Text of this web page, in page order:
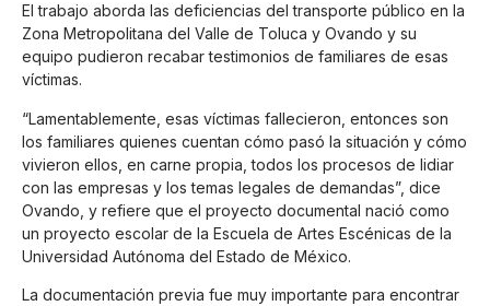
El trabajo aborda las deficiencias del transporte público en la
Zona Metropolitana del Valle de Toluca y Ovando y su
equipo pudieron recabar testimonios de familiares de esas
víctimas.
“Lamentablemente, esas víctimas fallecieron, entonces son
los familiares quienes cuentan cómo pasó la situación y cómo
vivieron ellos, en carne propia, todos los procesos de lidiar
con las empresas y los temas legales de demandas”, dice
Ovando, y refiere que el proyecto documental nació como
un proyecto escolar de la Escuela de Artes Escénicas de la
Universidad Autónoma del Estado de México.
La documentación previa fue muy importante para encontrar